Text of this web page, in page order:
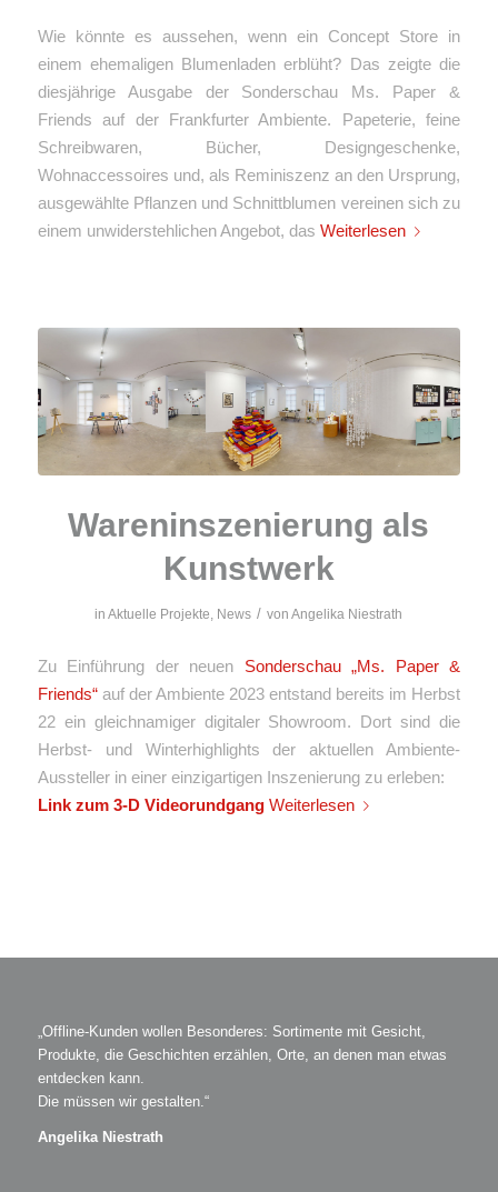
Wie könnte es aussehen, wenn ein Concept Store in
einem ehemaligen Blumenladen erblüht? Das zeigte die
diesjährige Ausgabe der Sonderschau Ms. Paper &
Friends auf der Frankfurter Ambiente. Papeterie, feine
Schreibwaren, Bücher, Designgeschenke,
Wohnaccessoires und, als Reminiszenz an den Ursprung,
ausgewählte Pflanzen und Schnittblumen vereinen sich zu
einem unwiderstehlichen Angebot, das Weiterlesen
Wareninszenierung als
Kunstwerk
inAktuelle Projekte, News / vonAngelika Niestrath
Zu Einführung der neuen Sonderschau „Ms. Paper &
Friends“auf der Ambiente 2023 entstand bereits im Herbst
22 ein gleichnamiger digitaler Showroom. Dort sind die
Herbst- und Winterhighlights der aktuellen Ambiente-
Aussteller in einer einzigartigen Inszenierung zu erleben:
Link zum 3-D Videorundgang Weiterlesen
„Offline-Kunden wollen Besonderes: Sortimente mit Gesicht,
Produkte, die Geschichten erzählen, Orte, an denen man etwas
entdecken kann.
Die müssen wir gestalten.“
Angelika Niestrath